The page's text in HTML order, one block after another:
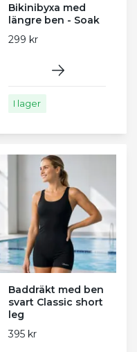
Bikinibyxa med
längre ben - Soak
299 kr
I lager
Baddräkt med ben
svart Classic short
leg
395 kr